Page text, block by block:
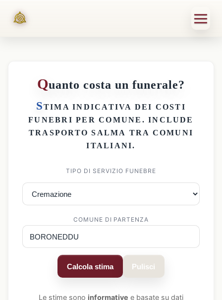
Quanto costa un funerale?
STIMA INDICATIVA DEI COSTI
FUNEBRI PER COMUNE . INCLUDE
TRASPORTO SALMA TRA COMUNI
ITALIANI.
TIPO DI SERVIZIO FUNEBRE
COMUNE DI PARTENZA
Calcola stima Pulisci
Le stime sono informative e basate su dati